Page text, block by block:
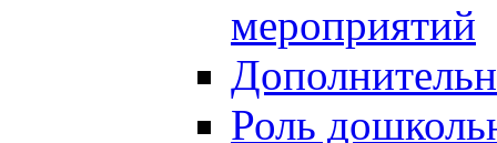
мероприятий
Роль